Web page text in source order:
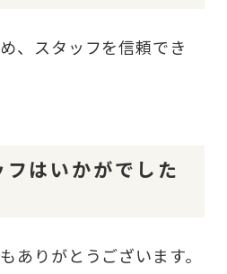
、スタッフを信頼でき
はいかがでした
ありがとうございます。